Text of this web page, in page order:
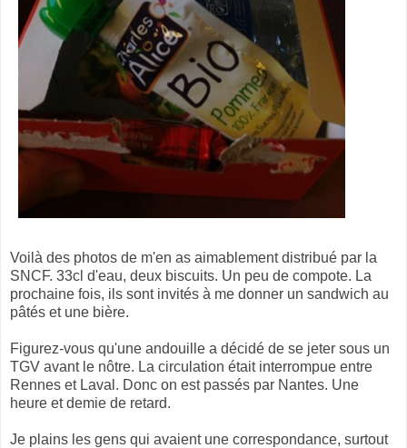
Voilà des photos de m'en as aimablement distribué par la
SNCF. 33cl d'eau, deux biscuits. Un peu de compote. La
prochaine fois, ils sont invités à me donner un sandwich au
pâtés et une bière.
Figurez-vous qu'une andouille a décidé de se jeter sous un
TGV avant le nôtre. La circulation était interrompue entre
Rennes et Laval. Donc on est passés par Nantes. Une
heure et demie de retard.
Je plains les gens qui avaient une correspondance, surtout